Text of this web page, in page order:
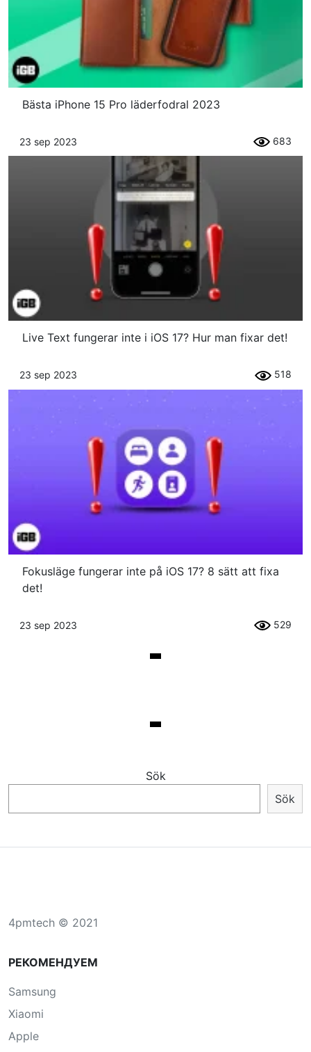
Bästa iPhone 15 Pro läderfodral 2023
23 sep 2023 683
Live Text fungerar inte i iOS 17? Hur man fixar det!
23 sep 2023 518
Fokusläge fungerar inte på iOS 17? 8 sätt att fixa
det!
23 sep 2023 529
Sök
Sök
4pmtech © 2021
РЕКОМЕНДУЕМ
Samsung
Xiaomi
Apple